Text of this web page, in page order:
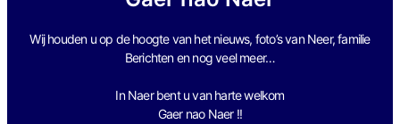
Wij houden u op de hoogte van het nieuws, foto’s van Neer, familie
Berichten en nog veel meer…
In Naer bent u van harte welkom
Gaer nao Naer !!